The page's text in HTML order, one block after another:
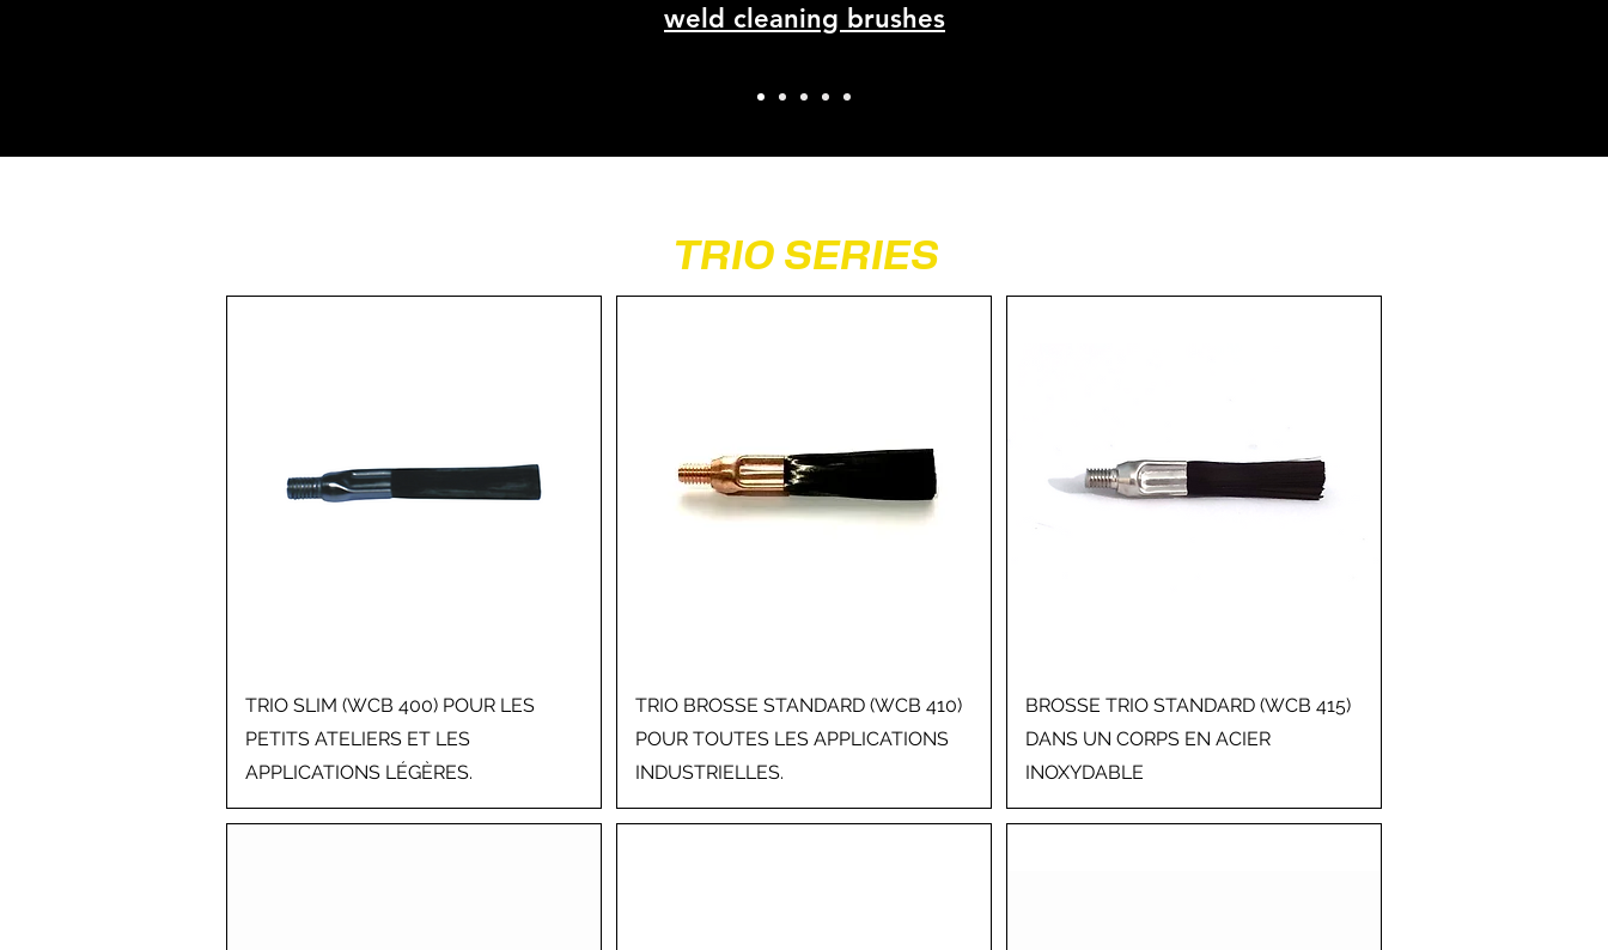
weld cleaning brushes
TRIO SERIES
TRIO SLIM (WCB 400) POUR LES
PETITS ATELIERS ET LES
APPLICATIONS LÉGÈRES.
TRIO BROSSE STANDARD (WCB 410)
POUR TOUTES LES APPLICATIONS
INDUSTRIELLES.
BROSSE TRIO STANDARD (WCB 415)
DANS UN CORPS EN ACIER
INOXYDABLE